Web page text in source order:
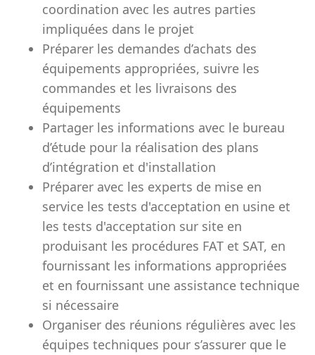
coordination avec les autres parties
impliquées dans le projet
Préparer les demandes d’achats des
équipements appropriées, suivre les
commandes et les livraisons des
équipements
Partager les informations avec le bureau
d’étude pour la réalisation des plans
d’intégration et d'installation
Préparer avec les experts de mise en
service les tests d'acceptation en usine et
les tests d'acceptation sur site en
produisant les procédures FAT et SAT, en
fournissant les informations appropriées
et en fournissant une assistance technique
si nécessaire
Organiser des réunions régulières avec les
équipes techniques pour s’assurer que le